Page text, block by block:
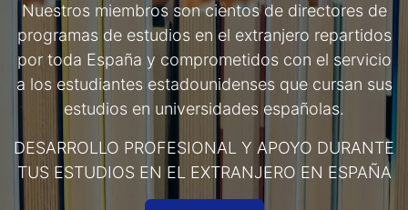
Nuestros miembros son cientos de directores de
programas de estudios en el extranjero repartidos
por toda España y comprometidos con el servicio
a los estudiantes estadounidenses que cursan sus
estudios en universidades españolas.
DESARROLLO PROFESIONAL Y APOYO DURANTE
TUS ESTUDIOS EN EL EXTRANJERO EN ESPAÑA